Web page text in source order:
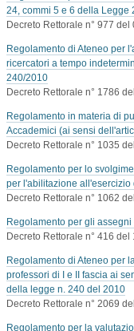
24, commi 5 e 6 della Legge
Decreto Rettorale n° 977 del
Regolamento di Ateneo per
ricercatori a tempo
240/2010
Decreto Rettorale n° 1786
Regolamento in materia di
Accademici (ai sensi
Decreto Rettorale n° 1035
Regolamento per lo
per l'abilitazione
Decreto Rettorale n° 1062
Regolamento per gli
Decreto Rettorale n° 416 del
Regolamento di Ateneo per
professori di I e II fascia ai
della legge n. 240 del 2010
Decreto Rettorale n° 2069
Regolamento per la